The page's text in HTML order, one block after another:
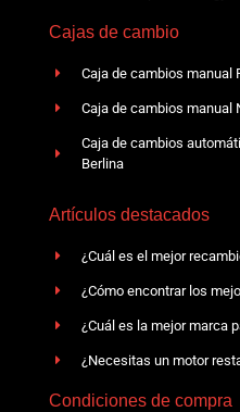
Cajas de cambio
Caja de cambios manual
Caja de cambios manual
Caja de cambios
Berlina
Artículos destacados
¿Cuál es el mejor
¿Cómo encontrar los
¿Cuál es la mejor marca
¿Necesitas un motor
Condiciones de compra